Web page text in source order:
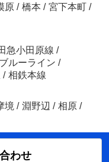
原 / 橋本 / 宮下本町 /
急小田原線 /
ブルーライン /
/ 相鉄本線
境 / 淵野辺 / 相原 /
わせ